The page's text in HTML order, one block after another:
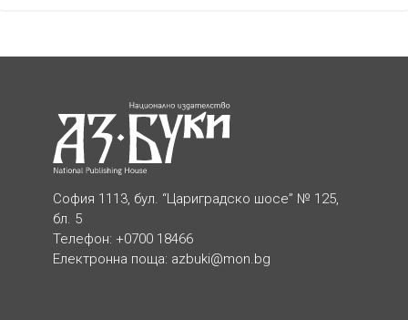
София 1113, бул. “Цариградско шосе” № 125,
бл. 5
Телефон: +0700 18466
Електронна поща: azbuki@mon.bg